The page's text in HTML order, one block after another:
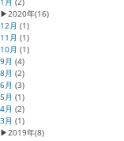
▶2020年(16)
12月 (1)
11月 (1)
10月 (1)
9月 (4)
8月 (2)
6月 (3)
5月 (1)
4月 (2)
3月 (1)
▶2019年(8)